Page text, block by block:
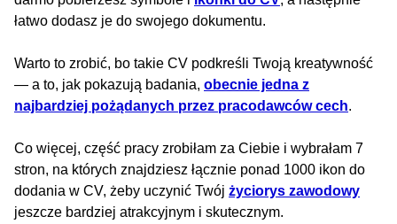
łatwo dodasz je do swojego dokumentu.
Warto to zrobić, bo takie CV podkreśli Twoją kreatywność
— a to, jak pokazują badania, obecnie jedna z
najbardziej pożądanych przez pracodawców cech.
Co więcej, część pracy zrobiłam za Ciebie i wybrałam 7
stron, na których znajdziesz łącznie ponad 1000 ikon do
dodania w CV, żeby uczynić Twój życiorys zawodowy
jeszcze bardziej atrakcyjnym i skutecznym.